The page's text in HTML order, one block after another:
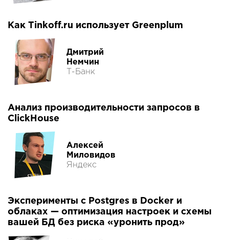
Как Tinkoff.ru использует Greenplum
Дмитрий
Немчин
Т-Банк
Анализ производительности запросов в
ClickHouse
Алексей
Миловидов
Яндекс
Эксперименты с Postgres в Docker и
облаках — оптимизация настроек и схемы
вашей БД без риска «уронить прод»